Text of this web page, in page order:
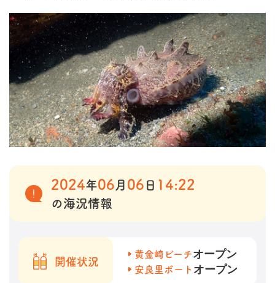
2024年06 月 06 日 14:22
の海況情報
開催状況
黄金崎ビーチオープン
安良里ボート オープン